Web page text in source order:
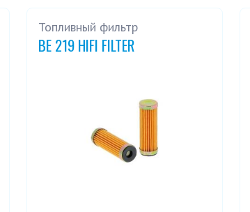
Топливный фильтр
BE 219 HIFI FILTER